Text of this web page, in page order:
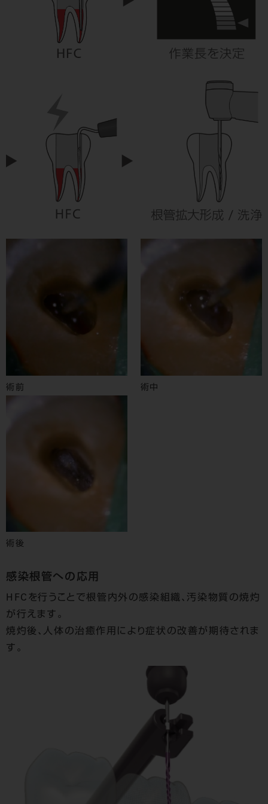
術前 術中
術後
感染根管への応用
HFCを行うことで根管内外の感染組織、汚染物質の焼灼
が行えます。
焼灼後、人体の治癒作用により症状の改善が期待されま
す。